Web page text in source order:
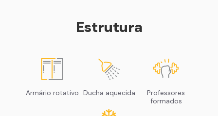
Estrutura
Armário rotativo Ducha aquecida
Professores
formados